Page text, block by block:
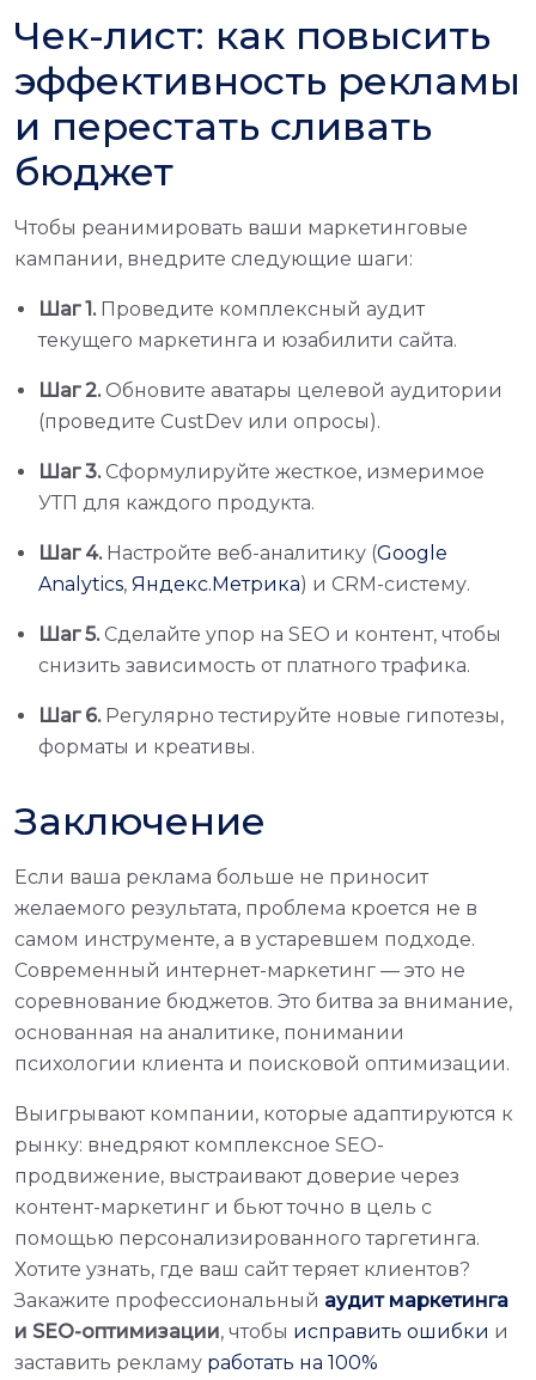
Чек-лист: как повысить
эффективность рекламы
и перестать сливать
бюджет
Чтобы реанимировать ваши маркетинговые
кампании, внедрите следующие шаги:
Шаг 1.Проведите комплексный аудит
текущего маркетинга и юзабилити сайта.
Шаг 2.Обновите аватары целевой аудитории
(проведите CustDev или опросы).
Шаг 3.Сформулируйте жесткое, измеримое
УТП для каждого продукта.
Шаг 4.Настройте веб-аналитику (Google
Analytics, Яндекс.Метрика) и CRM-систему.
Шаг 5.Сделайте упор на SEO и контент, чтобы
снизить зависимость от платного трафика.
Шаг 6.Регулярно тестируйте новые гипотезы,
форматы и креативы.
Заключение
Если ваша реклама больше не приносит
желаемого результата, проблема кроется не в
самом инструменте, а в устаревшем подходе.
Современный интернет-маркетинг — это не
соревнование бюджетов. Это битва за внимание,
основанная на аналитике, понимании
психологии клиента и поисковой оптимизации.
Выигрывают компании, которые адаптируются к
рынку: внедряют комплексное SEO-
продвижение, выстраивают доверие через
контент-маркетинг и бьют точно в цель с
помощью персонализированного таргетинга.
Хотите узнать, где ваш сайт теряет клиентов?
Закажите профессиональный аудит маркетинга
и SEO-оптимизации, чтобы исправить ошибки и
заставить рекламу работать на 100%